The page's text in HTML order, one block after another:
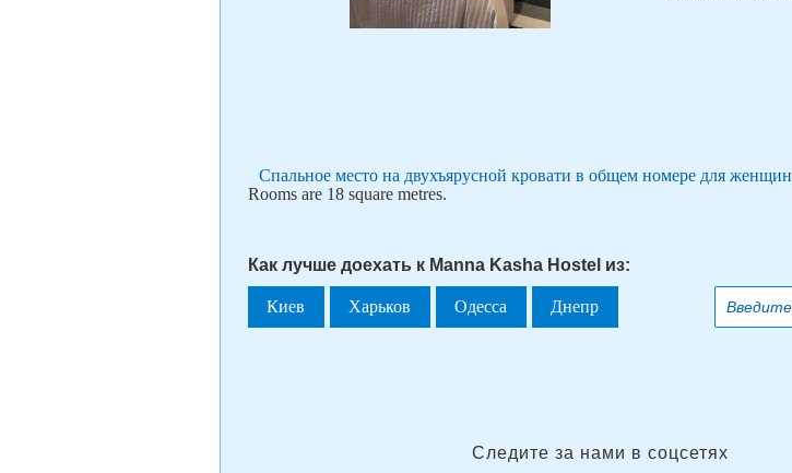
Спальное место на двухъярусной кровати в общем номере для женщин
Rooms are 18 square metres.
Как лучше доехать к Manna Kasha Hostel из:
Киев Харьков Одесса Днепр
Следите за нами в соцсетях